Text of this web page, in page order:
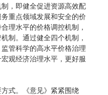
，即健全促进资源高效配
重点领域发展和安全的价
理水平的价格调控机制，
制。通过健全四个机制，
管科学的高水平价格治理
观经济治理水平，更好服
式。《意见》紧紧围绕